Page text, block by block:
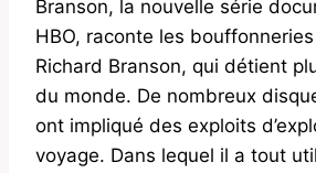
Branson, la nouvelle série
HBO, raconte les
Richard Branson, qui détient
du monde. De nombreux
ont impliqué des exploits
voyage. Dans lequel il a tout